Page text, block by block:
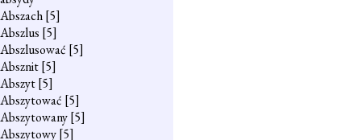
Abszach[5]
Abszlus [5]
Abszlusować [5]
Absznit[5]
Abszyt[5]
Abszytować [5]
Abszytowany[5]
Abszytowy[5]